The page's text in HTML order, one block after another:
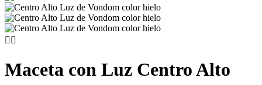
 
Maceta con Luz Centro Alto